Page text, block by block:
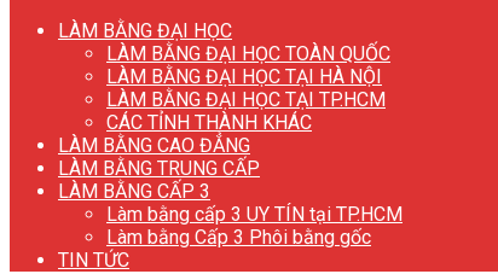
LÀM BẰNG ĐẠI HỌC
LÀM BẰNG ĐẠI HỌC TOÀN QUỐC
LÀM BẰNG ĐẠI HỌC TẠI HÀ NỘI
LÀM BẰNG ĐẠI HỌC TẠI TP.HCM
CÁC TỈNH THÀNH KHÁC
LÀM BẰNG CAO ĐẲNG
LÀM BẰNG TRUNG CẤP
LÀM BẰNG CẤP 3
Làm bằng cấp 3 UY TÍN tại TP.HCM
Làm bằng Cấp 3 Phôi bằng gốc
TIN TỨC